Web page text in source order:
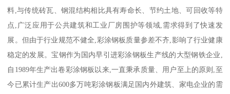
料,与传统砖瓦、钢混结构相比具有寿命长、节约土地、可回收等特
点,广泛应用于公共建筑和工业厂房围护等领域,需求得到了快速发
展。但由于行业规范不健全,彩涂钢板质量参差不齐,影响了行业健康
稳定的发展。宝钢作为国内早引进彩涂钢板生产线的大型钢铁企业,
自1989年生产出卷彩涂钢板以来,一直秉承质量、用户至上的原则,至
今已累计生产出600多万吨彩涂钢板满足国内外建筑、家电企业的需